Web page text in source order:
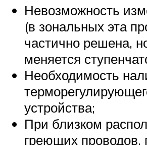
Невозможность
(в зональных эта
частично решена,
меняется
Необходимость
устройства;
При близком
греющих проводов,